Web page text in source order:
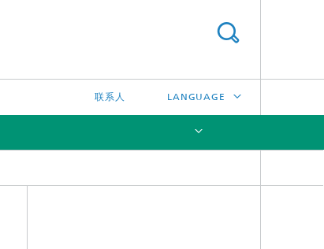
联系人 LANGUAGE
DEUTSCH